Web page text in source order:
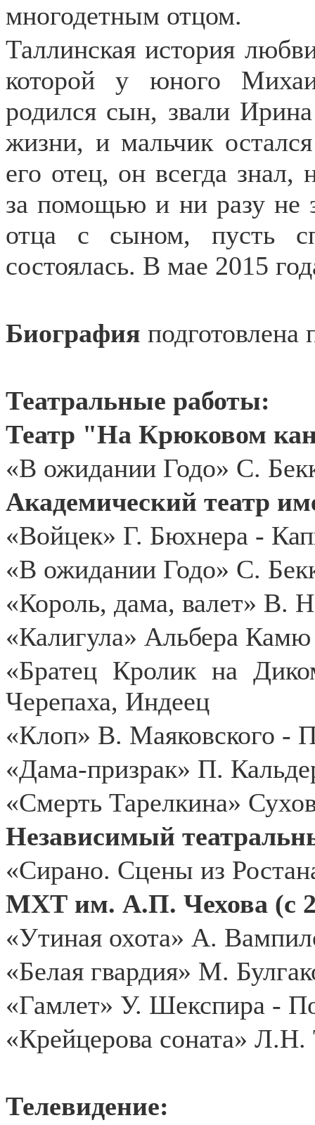
многодетным отцом.
Таллинская история
которой у юного
родился сын, звали
жизни, и мальчик
его отец, он всегда
за помощью и ни разу не
отца с сыном, пусть
состоялась. В мае 2015
Биография
Театральные работы:
Театр "На Крюковом
«В ожидании Годо» С.
Академический театр
«Войцек» Г. Бюхнера -
«В ожидании Годо» С.
«Король, дама, валет» В.
«Калигула» Альбера
«Братец Кролик на
Черепаха, Индеец
«Клоп» В. Маяковского -
«Дама-призрак» П.
«Смерть Тарелкина»
Независимый
«Сирано. Сцены из
МХТ им. А.П. Чехова (с
«Утиная охота» А.
«Белая гвардия» М.
«Гамлет» У. Шекспира -
«Крейцерова соната»
Телевидение: